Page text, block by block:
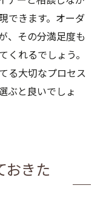
できます。オーダ
、その分満足度も
くれるでしょう。
る大切なプロセス
ぶと良いでしょ
おきた